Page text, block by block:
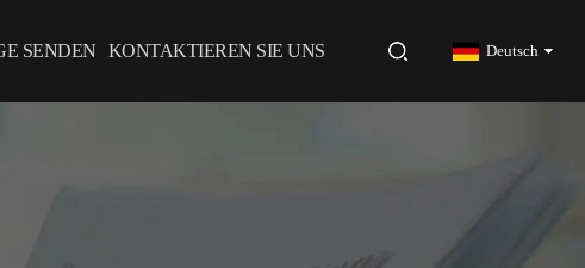
SENDEN KONTAKTIEREN SIE UNS Deutsch